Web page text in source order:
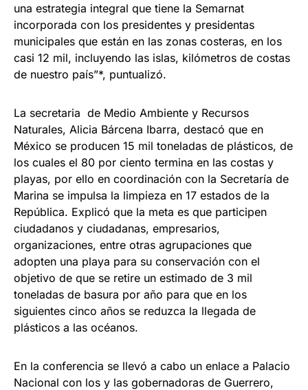
una estrategia integral que tiene la Semarnat
incorporada con los presidentes y presidentas
municipales que están en las zonas costeras, en los
casi 12 mil, incluyendo las islas, kilómetros de costas
de nuestro país”*, puntualizó.
La secretaria de Medio Ambiente y Recursos
Naturales, Alicia Bárcena Ibarra, destacó que en
México se producen 15 mil toneladas de plásticos, de
los cuales el 80 por ciento termina en las costas y
playas, por ello en coordinación con la Secretaría de
Marina se impulsa la limpieza en 17 estados de la
República. Explicó que la meta es que participen
ciudadanos y ciudadanas, empresarios,
organizaciones, entre otras agrupaciones que
adopten una playa para su conservación con el
objetivo de que se retire un estimado de 3 mil
toneladas de basura por año para que en los
siguientes cinco años se reduzca la llegada de
plásticos a las océanos.
En la conferencia se llevó a cabo un enlace a Palacio
Nacional con los y las gobernadoras de Guerrero,